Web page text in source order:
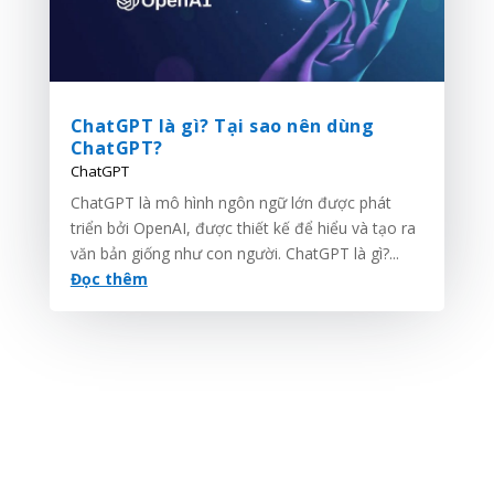
ChatGPT là gì? Tại sao nên dùng
ChatGPT?
ChatGPT
ChatGPT là mô hình ngôn ngữ lớn được phát
triển bởi OpenAI, được thiết kế để hiểu và tạo ra
văn bản giống như con người. ChatGPT là gì?...
Đọc thêm